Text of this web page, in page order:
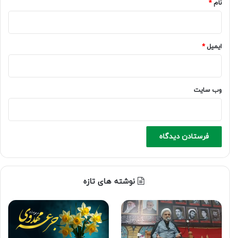
نام*
ایمیل*
وب‌ سایت
نوشته های تازه